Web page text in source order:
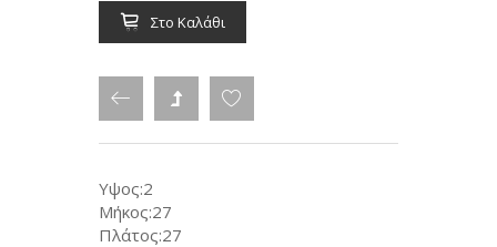
Στο Καλάθι
Υψος:2
Μήκος:27
Πλάτος:27